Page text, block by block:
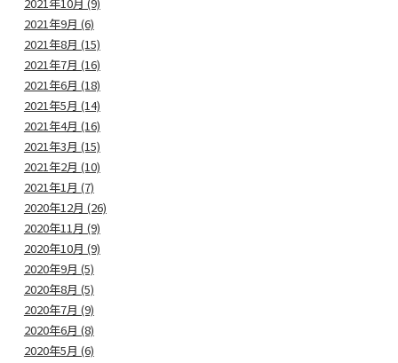
2021年9月 (6)
2021年8月 (15)
2021年7月 (16)
2021年6月 (18)
2021年5月 (14)
2021年4月 (16)
2021年3月 (15)
2021年2月 (10)
2021年1月 (7)
2020年12月 (26)
2020年11月 (9)
2020年10月 (9)
2020年9月 (5)
2020年8月 (5)
2020年7月 (9)
2020年6月 (8)
2020年5月 (6)